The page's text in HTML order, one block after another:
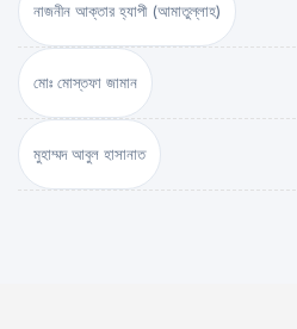
নাজনীন আক্তার হ্যাপী (আমাতুল্লাহ)
মোঃ মোস্তফা জামান
মুহাম্মদ আবুল হাসানাত